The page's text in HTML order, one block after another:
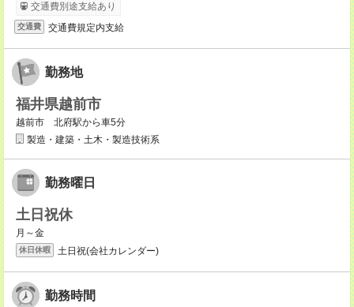
交通費別途支給あり
交通費 交通費規定内支給
勤務地
福井県越前市
越前市 北府駅から車5分
製造・建築・土木・製造技術系
勤務曜日
土日祝休
月～金
休日休暇 土日祝(会社カレンダー)
勤務時間